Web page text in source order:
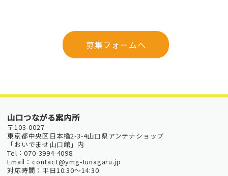
募集フォームへ
山口つながる案内所
〒103-0027
東京都中央区日本橋2-3-4山口県アンテナショップ
「おいでませ山口館」内
Tel：070-3994-4098
Email：contact@ymg-tunagaru.jp
対応時間：平日10:30～14:30